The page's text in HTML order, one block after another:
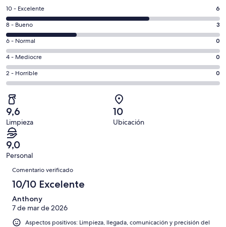
en
ventana
nueva
6
comentarios
de
un
total
de
9
con
una
puntuación
de
10
-
Excelente
10 - Excelente 6
3
comentarios
de
un
total
de
9
con
una
puntuación
de
8
-
8 - Bueno 3
0
comentarios
de
un
total
de
9
con
una
puntuación
de
6
Normal
6 - Normal 0
0
comentarios
de
total
de
9
con
una
puntuación
Mediocre
4 - Mediocre 0
0
comentarios
de
un
total
de
9
con
una
puntuación
de
Horrible
2 - Horrible 0
9,6
Limpieza
10
Ubicación
9,0
Personal
Comentarios
Comentario verificado
10/10 Excelente
Anthony
7 de mar de 2026
Aspectos positivos: Limpieza, llegada, comunicación y precisión del